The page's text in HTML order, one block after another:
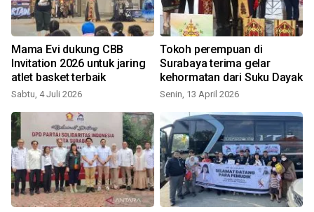
Mama Evi dukung CBB
Invitation 2026 untuk jaring
atlet basket terbaik
Sabtu, 4 Juli 2026
Tokoh perempuan di
Surabaya terima gelar
kehormatan dari Suku Dayak
Senin, 13 April 2026